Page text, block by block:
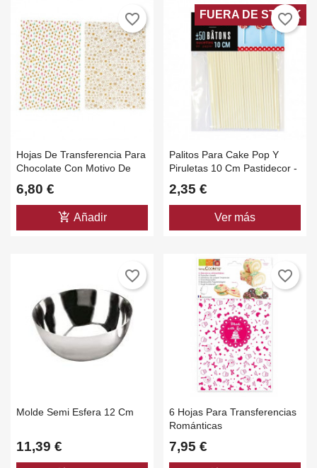
Hojas De Transferencia Para
Chocolate Con Motivo De
Navidad
6,80 €
add_shopping_cart Añadir
favorite_border
Palitos Para Cake Pop Y
Piruletas 10 Cm Pastidecor -
50 Unidades
2,35 €
Ver más
FUERA DE STOCK
favorite_border
Molde Semi Esfera 12 Cm
11,39 €
favorite_border
6 Hojas Para Transferencias
Románticas
7,95 €
favorite_border